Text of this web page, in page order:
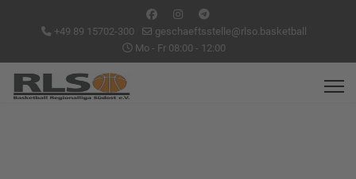
+49 89 15702-300
geschaeftsstelle@rlso.basketball
Mo - Fr 08:00 - 12:00